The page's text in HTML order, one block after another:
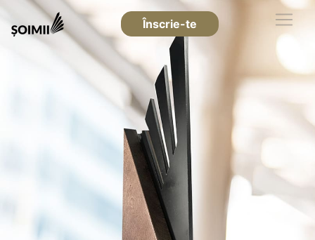
Înscrie-te